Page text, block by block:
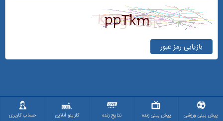
بازیابی رمز عبور
پیش بینی ورزشی پیش بینی زنده نتایج زنده کازینو آنلاین حساب کاربری